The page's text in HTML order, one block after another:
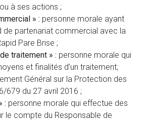
à ses actions ;
» : personne morale ayant
de partenariat commercial avec la
Pare Brise ;
traitement » : personne morale qui
et finalités d’un traitement;
Général sur la Protection des
679 du 27 avril 2016 ;
: personne morale qui effectue des
le compte du Responsable de